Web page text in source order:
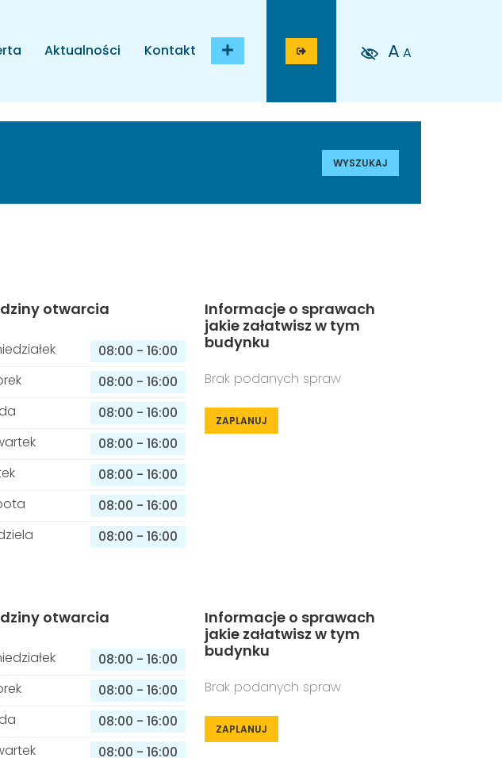
Aktualności Kontakt A A
WYSZUKAJ
otwarcia
08:00 - 16:00
08:00 - 16:00
08:00 - 16:00
08:00 - 16:00
08:00 - 16:00
08:00 - 16:00
08:00 - 16:00
Informacje o sprawach
jakie załatwisz w tym
budynku
Brak podanych spraw
ZAPLANUJ
otwarcia
08:00 - 16:00
08:00 - 16:00
08:00 - 16:00
08:00 - 16:00
Informacje o sprawach
jakie załatwisz w tym
budynku
Brak podanych spraw
ZAPLANUJ